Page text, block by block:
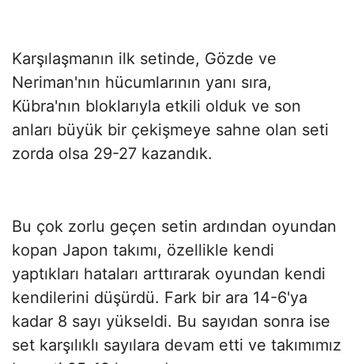
Karşılaşmanın ilk setinde, Gözde ve
Neriman'nın hücumlarının yanı sıra,
Kübra'nın bloklarıyla etkili olduk ve son
anları büyük bir çekişmeye sahne olan seti
zorda olsa 29-27 kazandık.
Bu çok zorlu geçen setin ardından oyundan
kopan Japon takımı, özellikle kendi
yaptıkları hataları arttırarak oyundan kendi
kendilerini düşürdü. Fark bir ara 14-6'ya
kadar 8 sayı yükseldi. Bu sayıdan sonra ise
set karşılıklı sayılara devam etti ve takımımız